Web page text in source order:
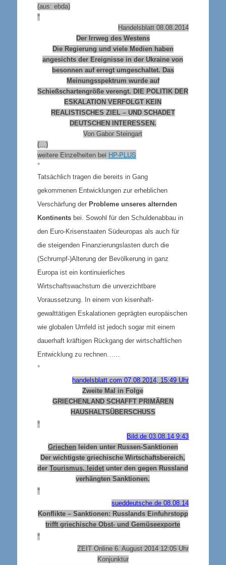
(aus: ebda)
°
Handelsblatt 08.08.2014
Der Irrweg des Westens
Die Regierung und viele Medien haben
angesichts der Ereignisse in der Ukraine von
besonnen auf erregt umgeschaltet. Das
Meinungsspektrum wurde auf
Schießschartengröße verengt. DIE POLITIK DER
ESKALATION VERFOLGT KEIN
REALISTISCHES ZIEL – UND SCHADET
DEUTSCHEN INTERESSEN.
Von Gabor Steingart
(…)
weitere Einzelheiten bei HP-PLUS
°
Tatsächlich tragen die bereits in Gang
gekommenen Entwicklungen zur erheblichen
Verschärfung der Probleme unseres alternden
Kontinentsbei. Sowohl für den Schuldenabbau in
den Euro-Krisenstaaten Südeuropas als auch für
die steigenden Finanzierungslasten durch die
(Schrumpf-)Alterung der Bevölkerung in ganz
Europa ist ein kontinuierliches
Wirtschaftswachstum die unverzichtbare
Voraussetzung. In einem von kisenhaft-
gewalttätigen Eskalationen geprägten europäischen
wie globalen Umfeld ist jedoch sogar mit einem
dauerhaft kräftigen Rückgang der wirtschaftlichen
Entwicklung zu rechnen……
°
handelsblatt.com 07.08.2014, 15:49 Uhr
Zweite Mal in Folge
GRIECHENLAND SCHAFFT PRIMÄREN
HAUSHALTSÜBERSCHUSS
°
Bild.de 03.08.14 9:43
Griechen leiden unter Russen-Sanktionen
Der wichtigste griechische Wirtschaftsbereich,
derTourismus, leidet unter den gegen Russland
verhängten Sanktionen.
°
sueddeutsche.de 08.08.14
Konflikte – Sanktionen: Russlands Einfuhrstopp
trifft griechische Obst- und Gemüseexporte
°
ZEIT Online 6. August 2014 12:05 Uhr
Konjunktur